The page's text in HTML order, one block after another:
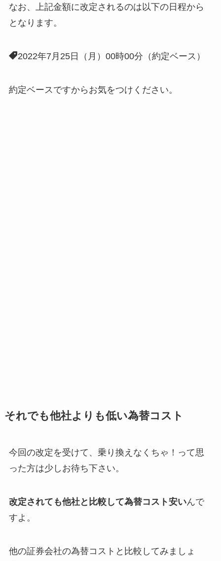
なお、上記金額に改定されるのは以下の日程から
となります。
2022年7月25日（月）00時00分（約定ベース）
約定ベースですからお気をつけください。
それでも他社よりも低い為替コスト
今回の改定を受けて、乗り換えなくちゃ！って思
った方は少しお待ち下さい。
改定されても他社と比較して為替コスト安いんで
すよ。
他の証券会社の為替コストと比較してみましょ